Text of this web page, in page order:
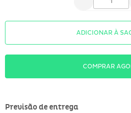
ADICIONAR À
COMPRAR
Previsão de entrega